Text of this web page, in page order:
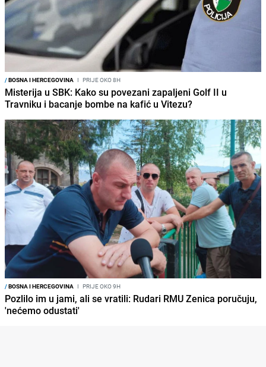
/BOSNA I HERCEGOVINA I PRIJE OKO 8H
Misterija u SBK: Kako su povezani zapaljeni Golf II u
Travniku i bacanje bombe na kafić u Vitezu?
/BOSNA I HERCEGOVINA I PRIJE OKO 9H
Pozlilo im u jami, ali se vratili: Rudari RMU Zenica poručuju,
'nećemo odustati'